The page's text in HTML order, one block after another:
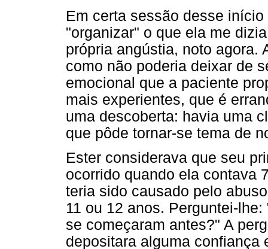
Em certa sessão desse
"organizar" o que ela me
própria angústia, noto agora.
como não poderia deixar de
emocional que a paciente
mais experientes, que é
uma descoberta: havia uma
que pôde tornar-se tema de
Ester considerava que seu
ocorrido quando ela contava
teria sido causado pelo
11 ou 12 anos. Perguntei-
se começaram antes?" A
depositara alguma confiança